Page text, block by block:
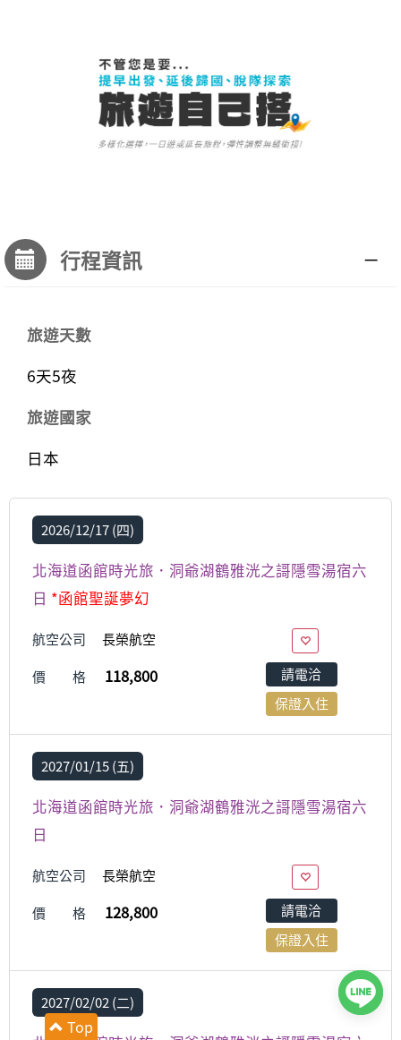
行程資訊
旅遊天數
6天5夜
旅遊國家
日本
2026/12/17 (四)
北海道函館時光旅．洞爺湖鶴雅洸之謌隱雪湯宿六
日 *函館聖誕夢幻
航空公司
長榮航空
價 格
118,800
請電洽
保證入住
2027/01/15 (五)
北海道函館時光旅．洞爺湖鶴雅洸之謌隱雪湯宿六
日
航空公司
長榮航空
價 格
128,800
請電洽
保證入住
2027/02/02 (二)
Top